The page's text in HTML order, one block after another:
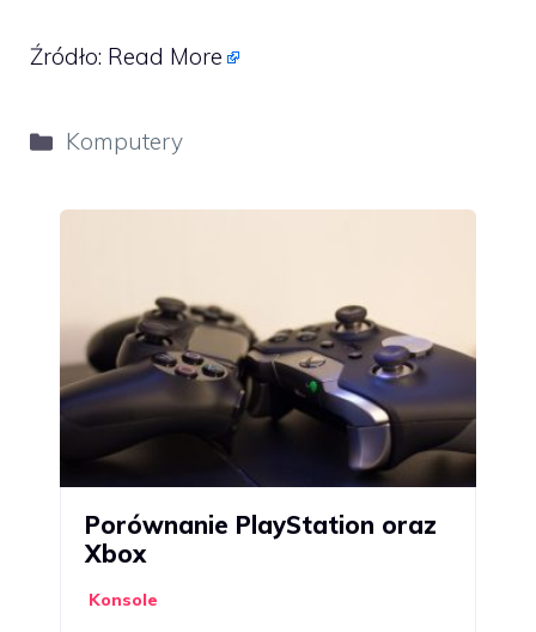
Źródło: Read More
Kategorie
Komputery
Porównanie PlayStation oraz
Xbox
Konsole